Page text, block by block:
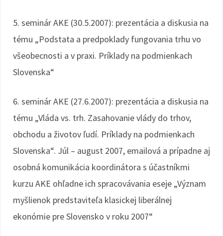
5. seminár AKE (30.5.2007): prezentácia a diskusia na
tému „Podstata a predpoklady fungovania trhu vo
všeobecnosti a v praxi. Príklady na podmienkach
Slovenska“
6. seminár AKE (27.6.2007): prezentácia a diskusia na
tému „Vláda vs. trh. Zasahovanie vlády do trhov,
obchodu a životov ľudí. Príklady na podmienkach
Slovenska“. Júl – august 2007, emailová a prípadne aj
osobná komunikácia koordinátora s účastníkmi
kurzu AKE ohľadne ich spracovávania eseje „Význam
myšlienok predstaviteľa klasickej liberálnej
ekonómie pre Slovensko v roku 2007“